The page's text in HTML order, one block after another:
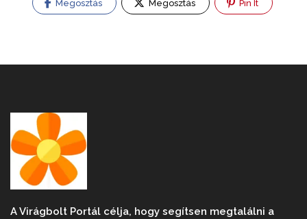
Megosztás Megosztás Pin It
A Virágbolt Portál célja, hogy segítsen megtalálni a